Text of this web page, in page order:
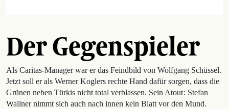
Der Gegenspieler
Als Caritas-Manager war er das Feindbild von Wolfgang Schüssel.
Jetzt soll er als Werner Koglers rechte Hand dafür sorgen, dass die
Grünen neben Türkis nicht total verblassen. Sein Atout : Stefan
Wallner nimmt sich auch nach innen kein Blatt vor den Mund.